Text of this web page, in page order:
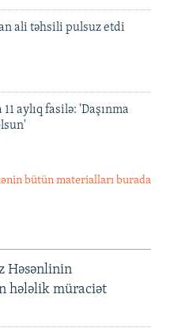
ali təhsili pulsuz etdi
aylıq fasilə: 'Daşınma
bütün materialları burada
Həsənlinin
hələlik müraciət